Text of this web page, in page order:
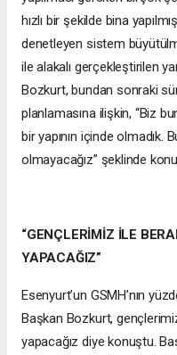
hızlı bir şekilde bina
denetleyen sistem
ile alakalı gerçekleştirilen
Bozkurt, bundan sonraki
planlamasına ilişkin, “Biz
bir yapının içinde
olmayacağız” şeklinde
“GENÇLERİMİZ İLE
YAPACAĞIZ”
Esenyurt’un GSMH’nın
Başkan Bozkurt,
yapacağız diye konuştu.